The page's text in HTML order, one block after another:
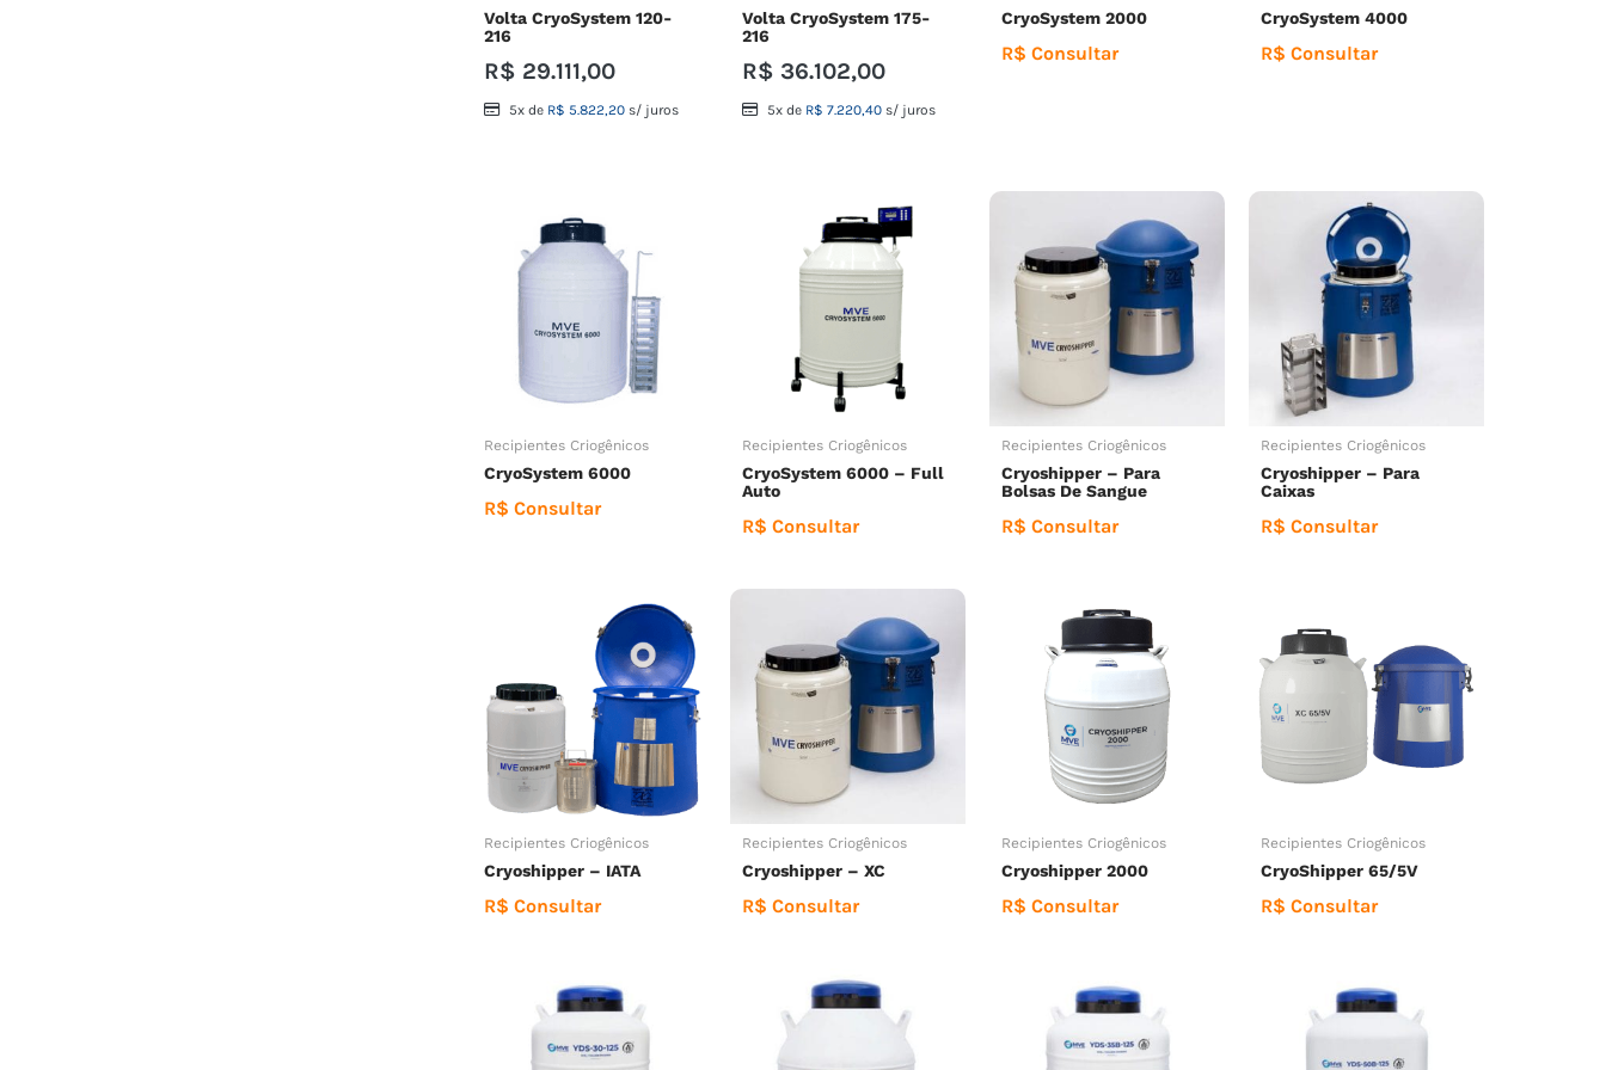
Volta CryoSystem 120-
216
R$ 29.111,00
5x de R$ 5.822,20s/ juros
Volta CryoSystem 175-
216
R$ 36.102,00
5x de R$ 7.220,40 s/ juros
CryoSystem 2000
R$ Consultar
CryoSystem 4000
R$ Consultar
Recipientes Criogênicos
CryoSystem 6000
R$ Consultar
Recipientes Criogênicos
CryoSystem 6000 – Full
Auto
R$ Consultar
Recipientes Criogênicos
Cryoshipper – Para
Bolsas De Sangue
R$ Consultar
Recipientes Criogênicos
Cryoshipper – Para
Caixas
R$ Consultar
Recipientes Criogênicos
Cryoshipper – IATA
R$ Consultar
Recipientes Criogênicos
Cryoshipper – XC
R$ Consultar
Recipientes Criogênicos
Cryoshipper 2000
R$ Consultar
Recipientes Criogênicos
CryoShipper 65/5V
R$ Consultar